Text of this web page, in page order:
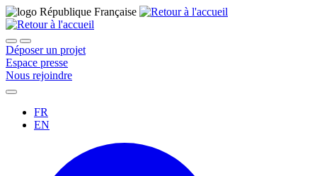
Déposer un projet
Espace presse
Nous rejoindre
FR
EN